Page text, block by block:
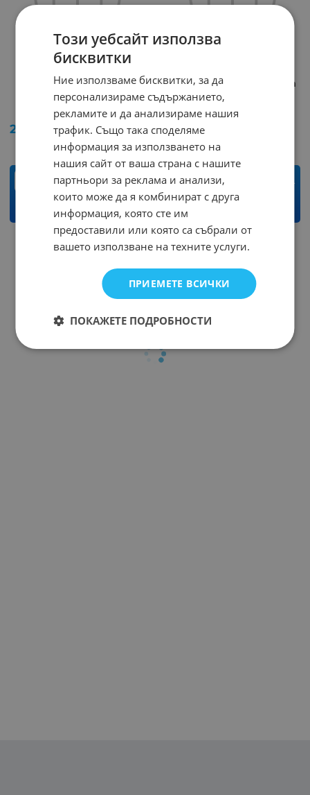
Потенциометър
500Om 200mW LIN-05
Арт.№: 241915
2.51 4.91 лв.
бр.
КУПИ
Потенциометър 1kOm
200mW LIN-05
Арт.№: 39905
2.45 €
бр.
Този уебсайт използва
бисквитки
Ние използваме бисквитки, за да
персонализираме съдържанието,
рекламите и да анализираме нашия
трафик. Също така споделяме
информация за използването на
нашия сайт от ваша страна с нашите
партньори за реклама и анализи,
които може да я комбинират с друга
информация, която сте им
предоставили или която са събрали от
вашето използване на техните услуги.
ПРИЕМЕТЕ ВСИЧКИ
ПОКАЖЕТЕ ПОДРОБНОСТИ